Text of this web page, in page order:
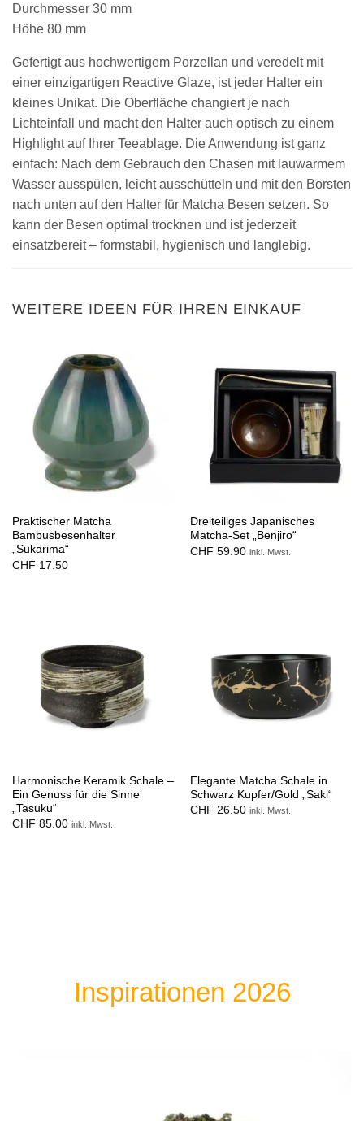
Durchmesser 30 mm
Höhe 80 mm
Gefertigt aus hochwertigem Porzellan und veredelt mit
einer einzigartigen Reactive Glaze, ist jeder Halter ein
kleines Unikat. Die Oberfläche changiert je nach
Lichteinfall und macht den Halter auch optisch zu einem
Highlight auf Ihrer Teeablage. Die Anwendung ist ganz
einfach: Nach dem Gebrauch den Chasen mit lauwarmem
Wasser ausspülen, leicht ausschütteln und mit den Borsten
nach unten auf den Halter für Matcha Besen setzen. So
kann der Besen optimal trocknen und ist jederzeit
einsatzbereit – formstabil, hygienisch und langlebig.
WEITERE IDEEN FÜR IHREN EINKAUF
Praktischer Matcha
Bambusbesenhalter
„Sukarima“
CHF 17.50
Dreiteiliges Japanisches
Matcha-Set „Benjiro“
CHF 59.90 inkl. Mwst.
Harmonische Keramik Schale –
Ein Genuss für die Sinne
„Tasuku“
CHF 85.00 inkl. Mwst.
Elegante Matcha Schale in
Schwarz Kupfer/Gold „Saki“
CHF 26.50 inkl. Mwst.
Inspirationen 2026